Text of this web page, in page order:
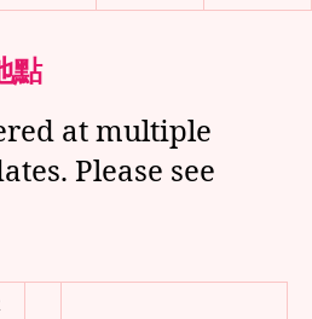
點
at multiple
Please see